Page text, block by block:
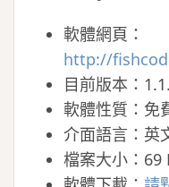
軟體網頁：
http://
目前版本：
軟體性質：免
介面語言：英
檔案大小：69